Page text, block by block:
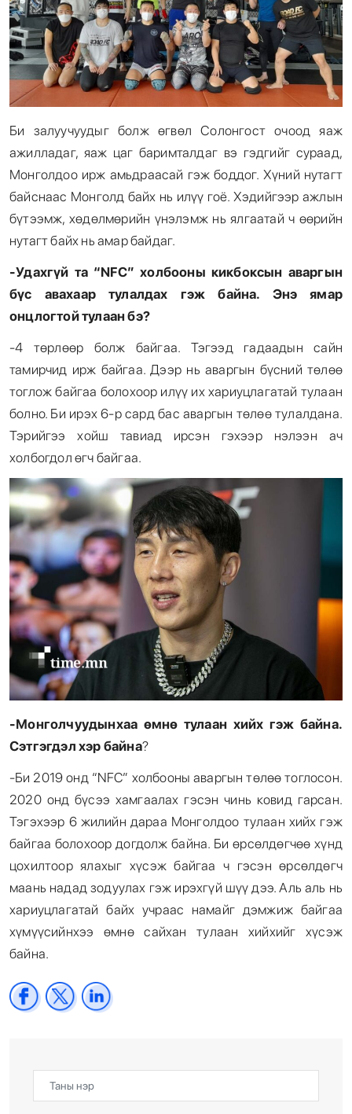
Би залуучуудыг болж өгвөл Солонгост очоод яаж
ажилладаг, яаж цаг баримталдаг вэ гэдгийг сураад,
Монголдоо ирж амьдраасай гэж боддог. Хүний нутагт
байснаас Монголд байх нь илүү гоё. Хэдийгээр ажлын
бүтээмж, хөдөлмөрийн үнэлэмж нь ялгаатай ч өөрийн
нутагт байх нь амар байдаг.
-Удахгүй та “NFC” холбооны кикбоксын аваргын
бүс авахаар тулалдах гэж байна. Энэ ямар
онцлогтой тулаан бэ?
-4 төрлөөр болж байгаа. Тэгээд гадаадын сайн
тамирчид ирж байгаа. Дээр нь аваргын бүсний төлөө
тоглож байгаа болохоор илүү их хариуцлагатай тулаан
болно. Би ирэх 6-р сард бас аваргын төлөө тулалдана.
Тэрийгээ хойш тавиад ирсэн гэхээр нэлээн ач
холбогдол өгч байгаа.
-Монголчуудынхаа өмнө тулаан хийх гэж байна.
Сэтгэгдэл хэр байна?
-Би 2019 онд “NFC” холбооны аваргын төлөө тоглосон.
2020 онд бүсээ хамгаалах гэсэн чинь ковид гарсан.
Тэгэхээр 6 жилийн дараа Монголдоо тулаан хийх гэж
байгаа болохоор догдолж байна. Би өрсөлдөгчөө хүнд
цохилтоор ялахыг хүсэж байгаа ч гэсэн өрсөлдөгч
маань надад зодуулах гэж ирэхгүй шүү дээ. Аль аль нь
хариуцлагатай байх учраас намайг дэмжиж байгаа
хүмүүсийнхээ өмнө сайхан тулаан хийхийг хүсэж
байна.